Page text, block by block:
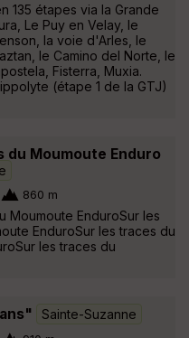
135 étapes via la Grande
Le Puy en Velay, le
la voie d'Arles, le
le Camino del Norte, le
Fisterra, Muxia.
(étape 1 de la GTJ)
du Moumoute Enduro
860 m
Moumoute EnduroSur les
EnduroSur les traces du
les traces du
Sainte-Suzanne